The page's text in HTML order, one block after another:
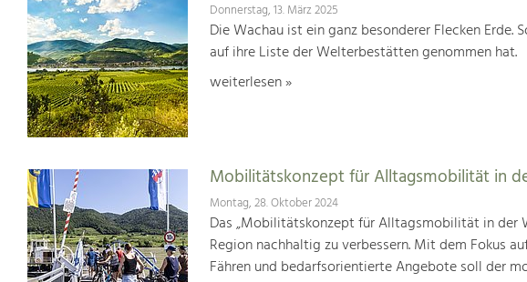
Donnerstag, 13. März 2025
Die Wachau ist ein ganz besonderer Flecken Erde.
auf ihre Liste der Welterbestätten genommen hat.
weiterlesen »
Mobilitätskonzept für Alltagsmobilität in
Montag, 28. Oktober 2024
Das „Mobilitätskonzept für Alltagsmobilität in der
Region nachhaltig zu verbessern. Mit dem Fokus
Fähren und bedarfsorientierte Angebote soll der